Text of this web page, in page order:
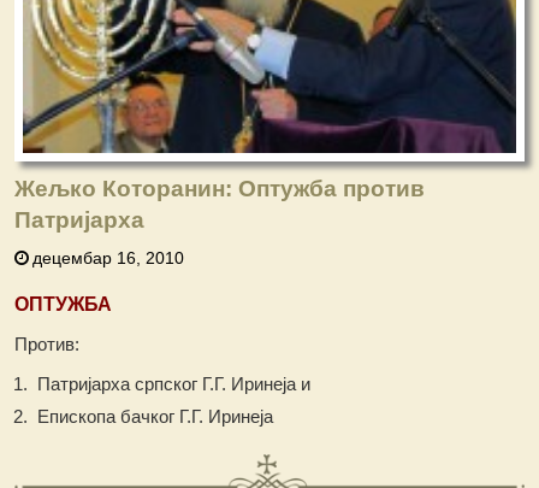
Жељко Которанин: Оптужба против
Патријарха
децембар 16, 2010
ОПТУЖБА
Против:
Патријарха српског Г.Г. Иринеја и
Епископа бачког Г.Г. Иринеја